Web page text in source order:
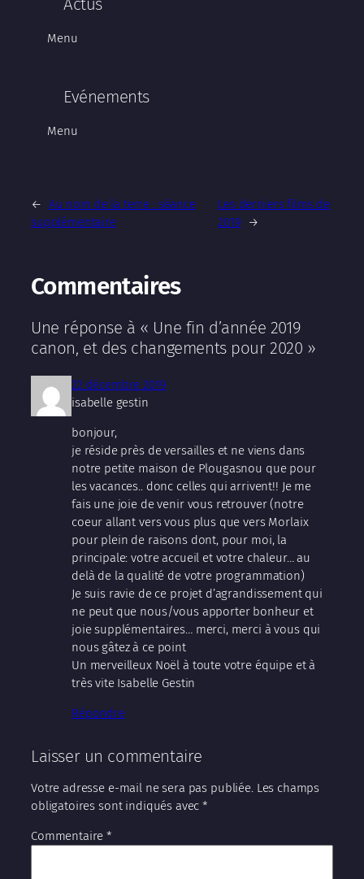
Menu
Evénements
Menu
← Au nom de la terre : séance
supplémentaire
Les derniers films de
2019
→
Commentaires
Une réponse à « Une fin d’année 2019
canon, et des changements pour 2020 »
22 décembre 2019
isabelle gestin
bonjour,
je réside près de versailles et ne viens dans
notre petite maison de Plougasnou que pour
les vacances.. donc celles qui arrivent!! Je me
fais une joie de venir vous retrouver (notre
coeur allant vers vous plus que vers Morlaix
pour plein de raisons dont, pour moi, la
principale: votre accueil et votre chaleur… au
delà de la qualité de votre programmation)
Je suis ravie de ce projet d’agrandissement qui
ne peut que nous/vous apporter bonheur et
joie supplémentaires… merci, merci à vous qui
nous gâtez à ce point
Un merveilleux Noël à toute votre équipe et à
très vite Isabelle Gestin
Répondre
Laisser un commentaire
Votre adresse e-mail ne sera pas publiée. Les champs
obligatoires sont indiqués avec*
Commentaire*